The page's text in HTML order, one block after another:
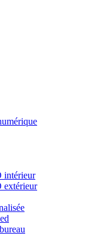
intérieur
extérieur